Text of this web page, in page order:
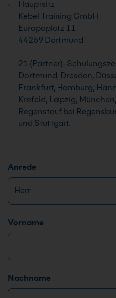
Hauptsitz
Kebel Training GmbH
Europaplatz 11
44269 Dortmund
21 (Partner)-
Dortmund, Dresden,
Frankfurt, Hamburg,
Krefeld, Leipzig,
Regenstauf bei
und Stuttgart.
Anrede
Name*
Vorname
Nachname